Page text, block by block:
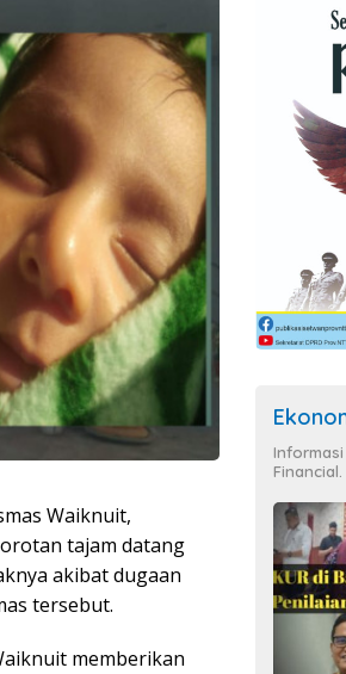
Waiknuit,
tajam datang
akibat dugaan
tersebut.
memberikan
Informasi
Financial.